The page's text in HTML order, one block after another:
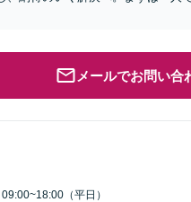
メールでお問い合
（平日）